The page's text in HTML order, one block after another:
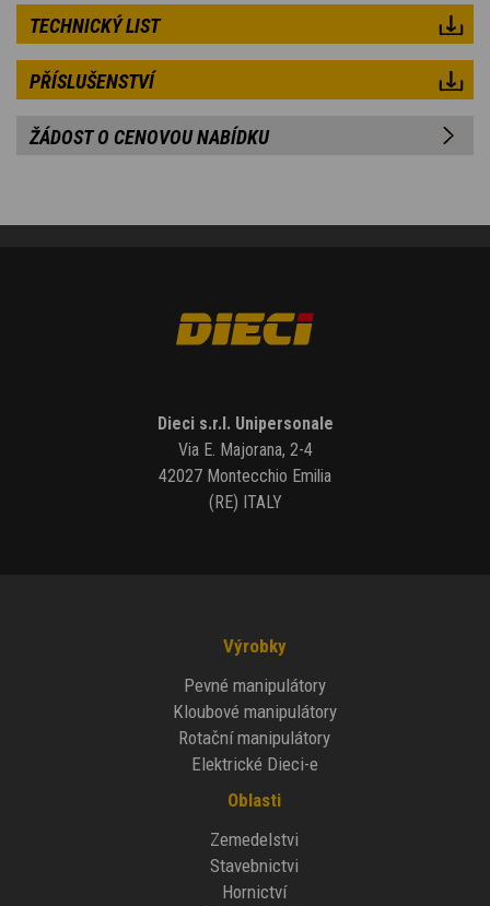
TECHNICKÝ LIST
PŘÍSLUŠENSTVÍ
ŽÁDOST O CENOVOU NABÍDKU
Dieci s.r.l. Unipersonale
Via E. Majorana, 2-4
42027 Montecchio Emilia
(RE) ITALY
Výrobky
Pevné manipulátory
Kloubové manipulátory
Rotační manipulátory
Elektrické Dieci-e
Oblasti
Zemedelstvi
Stavebnictvi
Hornictví